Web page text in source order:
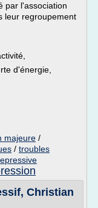
par l'association
leur regroupement
d'énergie,
majeure /
/ troubles
Christian